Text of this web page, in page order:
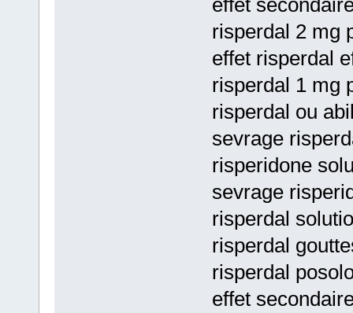
effet
risperdal 2 mg
effet risperdal
risperdal 1 mg
risperdal ou
sevrage
risperidone
sevrage
risperdal
risperdal
risperdal
effet